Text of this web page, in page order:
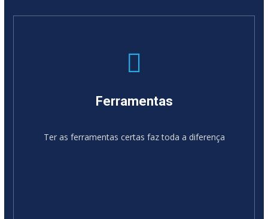
Ferramentas
Ter as ferramentas certas faz toda a diferença